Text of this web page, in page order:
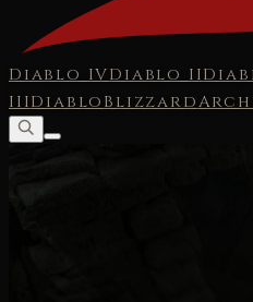
Diablo IVDiablo II
IIIDiabloBlizzard